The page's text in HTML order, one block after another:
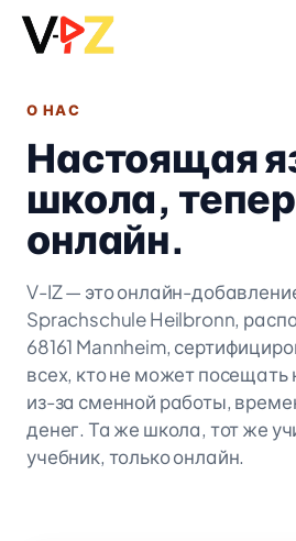
О НАС
Настоящая
школа,
онлайн.
V-IZ — это онлайн-
Sprachschule Heilbronn,
68161 Mannheim,
всех, кто не может
из-за сменной работы,
денег. Та же школа, тот же
учебник, только онлайн.